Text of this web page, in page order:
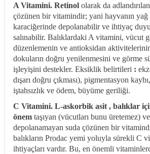
A Vitamini. Retinol olarak da
çözünen bir vitamindir; yani hayvanın yağ
karaciğerinde depolanabilir ve ihtiyaç
salınabilir. Balıklardaki A vitamini, vücut
düzenlemenin ve antioksidan aktivitelerinin
dokuların doğru yenilenmesini ve görme
işleyişini destekler. Eksiklik belirtileri :
dışarı doğru çıkması), pigmentasyon
iştahsızlık ve ödem, büyüme geriliği.
C Vitamini. L-askorbik asit , balıklar
önem taşıyan (vücutları bunu üretemez)
depolanamayan suda çözünen bir
balıkların Prodac yemi yoluyla sürekli C
ihtiyaçları vardır. Bu, en önemli